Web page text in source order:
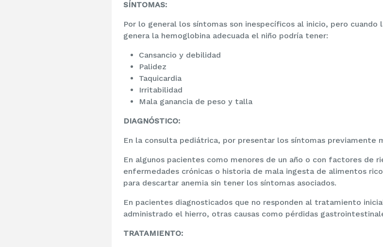
SÍNTOMAS:
Por lo general los síntomas son inespecíficos al inicio, pero
genera la hemoglobina adecuada el niño podría tener:
Cansancio y debilidad
Palidez
Taquicardia
Irritabilidad
Mala ganancia de peso y talla
DIAGNÓSTICO:
En la consulta pediátrica, por presentar los síntomas previamente
En algunos pacientes como menores de un año o con factores de
enfermedades crónicas o historia de mala ingesta de alimentos
para descartar anemia sin tener los síntomas asociados.
En pacientes diagnosticados que no responden al tratamiento
administrado el hierro, otras causas como pérdidas
TRATAMIENTO: